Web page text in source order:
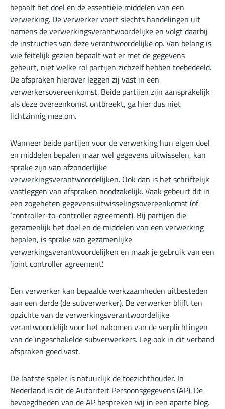
bepaalt het doel en de essentiële middelen van een
verwerking. De verwerker voert slechts handelingen uit
namens de verwerkingsverantwoordelijke en volgt daarbij
de instructies van deze verantwoordelijke op. Van belang is
wie feitelijk gezien bepaalt wat er met de gegevens
gebeurt, niet welke rol partijen zichzelf hebben toebedeeld.
De afspraken hierover leggen zij vast in een
verwerkersovereenkomst. Beide partijen zijn aansprakelijk
als deze overeenkomst ontbreekt, ga hier dus niet
lichtzinnig mee om.
Wanneer beide partijen voor de verwerking hun eigen doel
en middelen bepalen maar wel gegevens uitwisselen, kan
sprake zijn van afzonderlijke
verwerkingsverantwoordelijken. Ook dan is het schriftelijk
vastleggen van afspraken noodzakelijk. Vaak gebeurt dit in
een zogeheten gegevensuitwisselingsovereenkomst (of
‘controller-to-controller agreement). Bij partijen die
gezamenlijk het doel en de middelen van een verwerking
bepalen, is sprake van gezamenlijke
verwerkingsverantwoordelijken en maak je gebruik van een
‘joint controller agreement’.
Een verwerker kan bepaalde werkzaamheden uitbesteden
aan een derde (de subverwerker). De verwerker blijft ten
opzichte van de verwerkingsverantwoordelijke
verantwoordelijk voor het nakomen van de verplichtingen
van de ingeschakelde subverwerkers. Leg ook in dit verband
afspraken goed vast.
De laatste speler is natuurlijk de toezichthouder. In
Nederland is dit de Autoriteit Persoonsgegevens (AP). De
bevoegdheden van de AP bespreken wij in een aparte blog.